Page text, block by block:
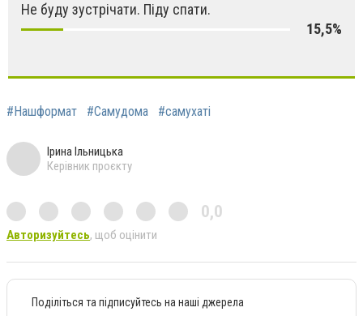
Не буду зустрічати. Піду спати.
15,5%
#Нашформат #Самудома #самухаті
Ірина Ільницька
Керівник проєкту
0,0
Авторизуйтесь, щоб оцінити
Поділіться та підписуйтесь на наші джерела